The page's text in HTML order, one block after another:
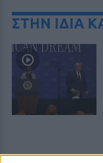
ΣΤΗΝ ΙΔΙΑ